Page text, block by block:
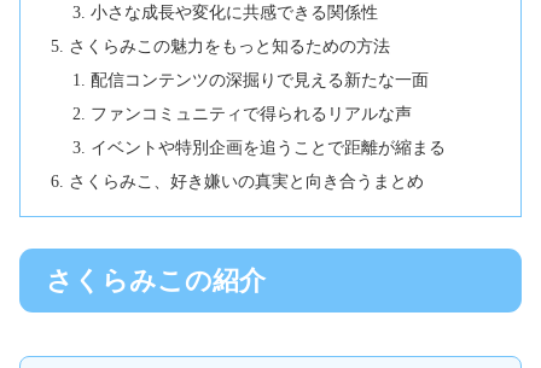
小さな成長や変化に共感できる関係性
さくらみこの魅力をもっと知るための方法
配信コンテンツの深掘りで見える新たな一面
ファンコミュニティで得られるリアルな声
イベントや特別企画を追うことで距離が縮まる
さくらみこ、好き嫌いの真実と向き合うまとめ
さくらみこの紹介